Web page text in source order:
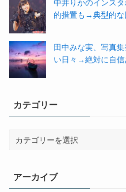
中井りかのインス
的措置も→典型的な
田中みな実、写真
い日々→絶対に自信
カテゴリー
リ
ー
アーカイブ